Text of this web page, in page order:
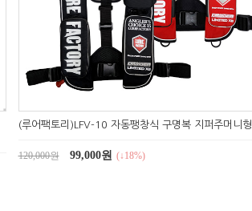
(루어팩토리)LFV-10 자동팽창식 구명복 지퍼주머니형
120,000원 99,000원 (↓18%)